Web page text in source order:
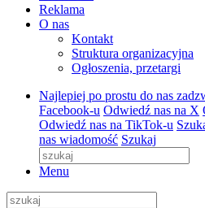
Reklama
O nas
Kontakt
Struktura organizacyjna
Ogłoszenia, przetargi
Najlepiej po prostu do nas
Facebook-u Odwiedź nas na X
Odwiedź nas na TikTok-u
nas wiadomość Szukaj
Menu